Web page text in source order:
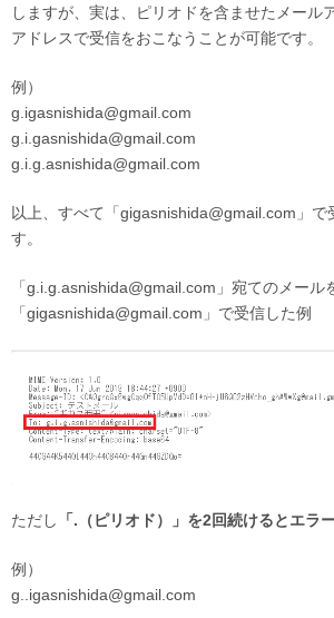
しますが、実は、ピリオドを含ませたメール
アドレスで受信をおこなうことが可能です。
例）
g.igasnishida@gmail.com
g.i.gasnishida@gmail.com
g.i.g.asnishida@gmail.com
以上、すべて「gigasnishida@gmail.com」で
す。
「g.i.g.asnishida@gmail.com」宛てのメール
「gigasnishida@gmail.com」で受信した例
ただし 「.（ピリオド）」を2回続けるとエラ
例）
g..igasnishida@gmail.com